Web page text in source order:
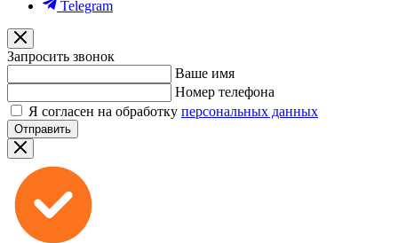
Telegram
Запросить звонок
Ваше имя
Номер телефона
Я согласен на обработку персональных данных
Отправить